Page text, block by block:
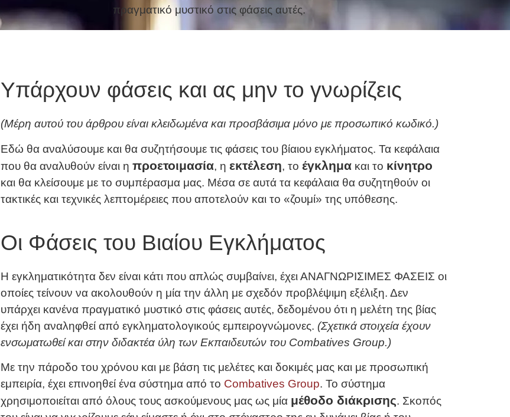
πραγματικό μυστικό στις φάσεις αυτές.
Υπάρχουν φάσεις και ας μην το γνωρίζεις
(Μέρη αυτού του άρθρου είναι κλειδωμένα και προσβάσιμα μόνο με προσωπικό κωδικό.)
Εδώ θα αναλύσουμε και θα συζητήσουμε τις φάσεις του βίαιου εγκλήματος. Τα κεφάλαια
που θα αναλυθούν είναι η προετοιμασία, η εκτέλεση, το έγκλημακαι το κίνητρο
και θα κλείσουμε με το συμπέρασμα μας. Μέσα σε αυτά τα κεφάλαια θα συζητηθούν οι
τακτικές και τεχνικές λεπτομέρειες που αποτελούν και το «ζουμί» της υπόθεσης.
Οι Φάσεις του Βιαίου Εγκλήματος
Η εγκληματικότητα δεν είναι κάτι που απλώς συμβαίνει, έχει ΑΝΑΓΝΩΡΙΣΙΜΕΣ ΦΑΣΕΙΣ οι
οποίες τείνουν να ακολουθούν η μία την άλλη με σχεδόν προβλέψιμη εξέλιξη. Δεν
υπάρχει κανένα πραγματικό μυστικό στις φάσεις αυτές, δεδομένου ότι η μελέτη της βίας
έχει ήδη αναληφθεί από εγκληματολογικούς εμπειρογνώμονες. (Σχετικά στοιχεία έχουν
ενσωματωθεί και στην διδακτέα ύλη των Εκπαιδευτών του Combatives Group.)
Με την πάροδο του χρόνου και με βάση τις μελέτες και δοκιμές μας και με προσωπική
εμπειρία, έχει επινοηθεί ένα σύστημα από το Combatives Group. Το σύστημα
χρησιμοποιείται από όλους τους ασκούμενους μας ως μία μέθοδο διάκρισης. Σκοπός